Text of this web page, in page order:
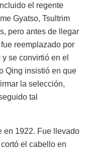
el regente
Gyatso, Tsultrim
pero antes de llegar
reemplazado por
se convirtió en el
Qing insistió en que
la selección,
tal
en 1922. Fue llevado
el cabello en